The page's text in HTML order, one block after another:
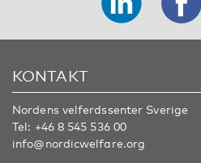
KONTAKT
Nordens velferdssenter Sverige
Tel: +46 8 545 536 00
info@nordicwelfare.org